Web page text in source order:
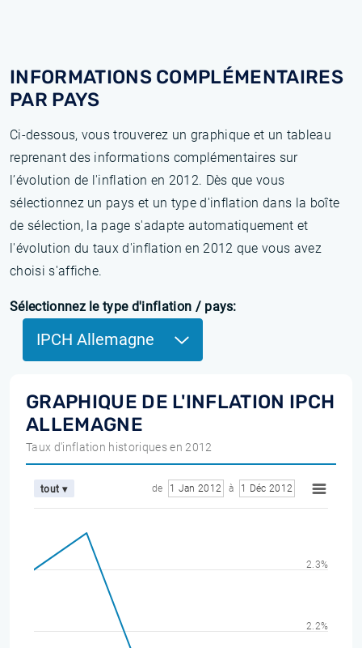
INFORMATIONS COMPLÉMENTAIRES
PAR PAYS
Ci-dessous, vous trouverez un graphique et un tableau
reprenant des informations complémentaires sur
l’évolution de l'inflation en 2012. Dès que vous
sélectionnez un pays et un type d'inflation dans la boîte
de sélection, la page s'adapte automatiquement et
l'évolution du taux d'inflation en 2012 que vous avez
choisi s'affiche.
Sélectionnez le type d'inflation / pays:
IPCH Allemagne
GRAPHIQUE DE L'INFLATION IPCH
ALLEMAGNE
Taux d'inflation historiques en 2012
tout ▾ de 1 Jan 2012 à 1 Déc 2012
2.2%
2.3%